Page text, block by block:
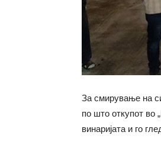
За смирување на
по што откупот во
винаријата и го